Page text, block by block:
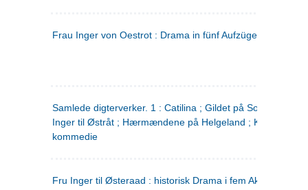
Frau Inger von Oestrot : Drama in fünf Aufzügen
Samlede digterverker. 1 : Catilina ; Gildet på Solhaug ; Fru
Inger til Østråt ; Hærmændene på Helgeland ;
kommedie
Fru Inger til Østeraad : historisk Drama i fem Akter